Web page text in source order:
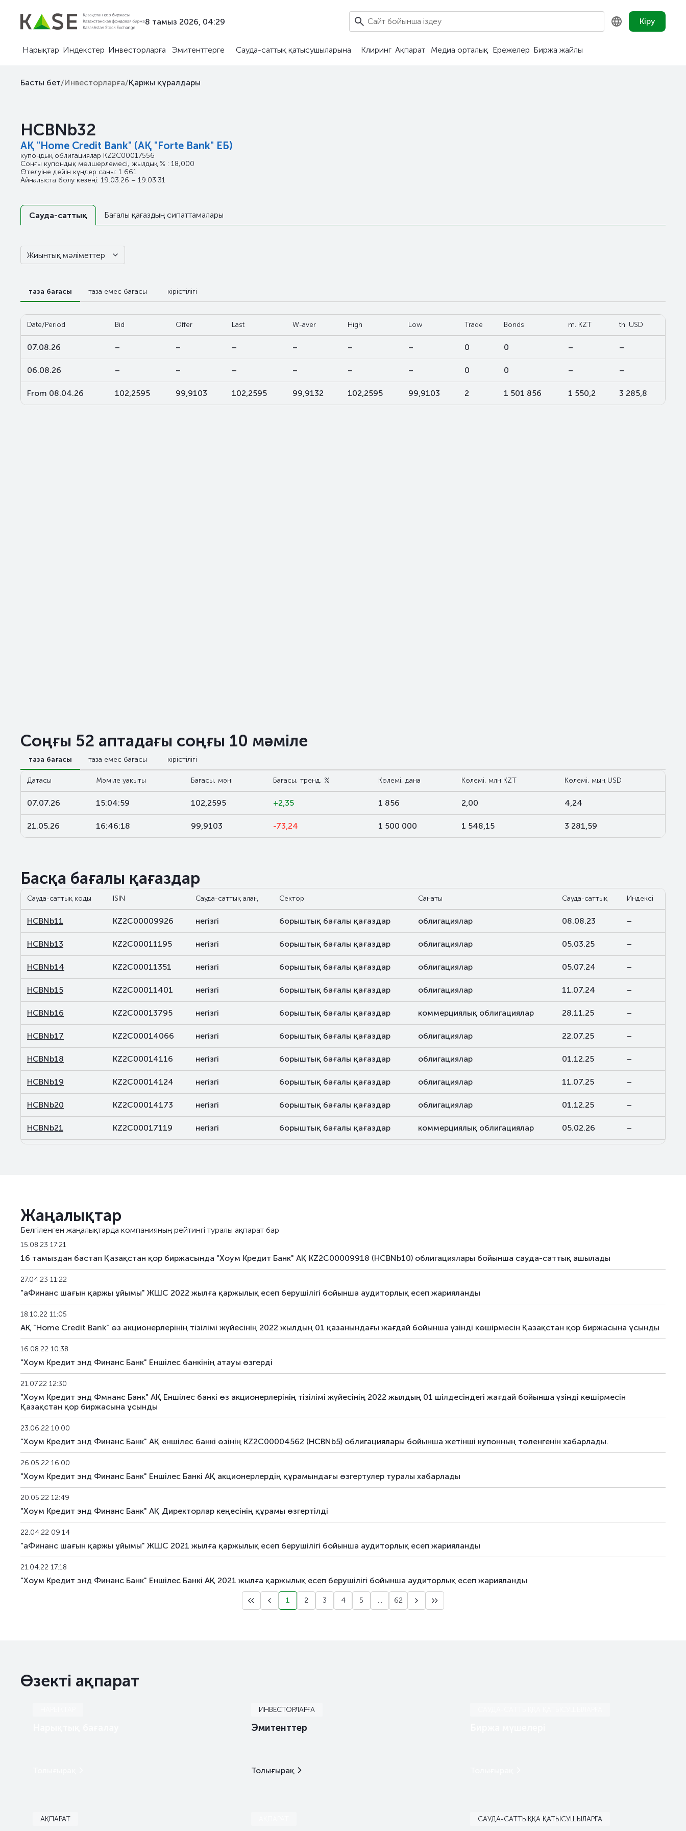
8 тамыз 2026, 04:29 Кіру
Нарықтар Индекстер Инвесторларға Эмитенттерге Сауда-саттық қатысушыларына Клиринг Ақпарат Медиа орталық Ережелер Биржа жайлы
Басты бет/Инвесторларға/Қаржы құралдары
HCBNb32
АҚ "Home Credit Bank" (АҚ "Forte Bank" ЕБ)
купондық облигациялар KZ2C00017556
Соңғы купондық мөлшерлемесі, жылдық % : 18,000
Өтелуіне дейін күндер саны: 1 661
Айналыста болу кезеңі: 19.03.26 – 19.03.31
Сауда-саттық Бағалы қағаздың сипаттамалары
Жиынтық мәліметтер
таза бағасы таза емес бағасы кірістілігі
Date/Period Bid Offer Last W-aver High Low Trade Bonds m. KZT th. USD
07.08.26 – – – – – – 0 0 – –
06.08.26 – – – – – – 0 0 – –
From 08.04.26 102,2595 99,9103 102,2595 99,9132 102,2595 99,9103 2 1 501 856 1 550,2 3 285,8
Соңғы 52 аптадағы соңғы 10 мәміле
таза бағасы таза емес бағасы кірістілігі
Датасы Мәміле уақыты Бағасы, мәні Бағасы, тренд, % Көлемі, дана Көлемі, млн KZT Көлемі, мың USD
07.07.26 15:04:59 102,2595 +2,35 1 856 2,00 4,24
21.05.26 16:46:18 99,9103 -73,24 1 500 000 1 548,15 3 281,59
Басқа бағалы қағаздар
Сауда-саттық коды ISIN Сауда-саттық алаң Сектор Санаты Сауда-саттық Индексі
HCBNb11 KZ2C00009926 негізгі борыштық бағалы қағаздар облигациялар 08.08.23 –
HCBNb13 KZ2C00011195 негізгі борыштық бағалы қағаздар облигациялар 05.03.25 –
HCBNb14 KZ2C00011351 негізгі борыштық бағалы қағаздар облигациялар 05.07.24 –
HCBNb15 KZ2C00011401 негізгі борыштық бағалы қағаздар облигациялар 11.07.24 –
HCBNb16 KZ2C00013795 негізгі борыштық бағалы қағаздар коммерциялық облигациялар 28.11.25 –
HCBNb17 KZ2C00014066 негізгі борыштық бағалы қағаздар облигациялар 22.07.25 –
HCBNb18 KZ2C00014116 негізгі борыштық бағалы қағаздар облигациялар 01.12.25 –
HCBNb19 KZ2C00014124 негізгі борыштық бағалы қағаздар облигациялар 11.07.25 –
HCBNb20 KZ2C00014173 негізгі борыштық бағалы қағаздар облигациялар 01.12.25 –
HCBNb21 KZ2C00017119 негізгі борыштық бағалы қағаздар коммерциялық облигациялар 05.02.26 –
HCBNb25 KZ2C00017333
HCBNb26
KZ2C00017507 облигациялар
HCBNb28 KZ2C00017515 борыштық бағалы қағаздар
HCBNb29
HCBNb30 KZ2C00017531 борыштық бағалы қағаздар облигациялар 03.07.26 –
HCBNb31 KZ2C00017549 негізгі
HCBNb32
HCBNb33 KZ2C00017564 борыштық бағалы қағаздар облигациялар
Жаңалықтар
Белгіленген жаңалықтарда компанияның рейтингі туралы ақпарат бар
15.08.23 17:21
16 тамыздан бастап Қазақстан қор биржасында "Хоум Кредит Банк" АҚ KZ2C00009918 (HCBNb10) облигациялары бойынша сауда-саттық ашылады
27.04.23 11:22
"аФинанс шағын қаржы ұйымы" ЖШС 2022 жылға қаржылық есеп берушілігі бойынша аудиторлық есеп жарияланды
18.10.22 11:05
АҚ "Home Credit Bank" өз акционерлерінің тізілімі жүйесінің 2022 жылдың 01 қазанындағы жағдай бойынша үзінді көшірмесін Қазақстан қор биржасына ұсынды
16.08.22 10:38
"Хоум Кредит энд Финанс Банк" Еншілес банкінің атауы өзгерді
21.07.22 12:30
"Хоум Кредит энд Фмнанс Банк" АҚ Еншілес банкі өз акционерлерінің тізілімі жүйесінің 2022 жылдың 01 шілдесіндегі жағдай бойынша үзінді көшірмесін
Қазақстан қор биржасына ұсынды
23.06.22 10:00
"Хоум Кредит энд Финанс Банк" АҚ еншілес банкі өзінің KZ2C00004562 (HCBNb5) облигациялары бойынша жетінші купонның төленгенін хабарлады.
26.05.22 16:00
"Хоум Кредит энд Финанс Банк" Еншілес Банкі АҚ акционерлердің құрамындағы өзгертулер туралы хабарлады
20.05.22 12:49
"Хоум Кредит энд Финанс Банк" АҚ Директорлар кеңесінің құрамы өзгертілді
22.04.22 09:14
"аФинанс шағын қаржы ұйымы" ЖШС 2021 жылға қаржылық есеп берушілігі бойынша аудиторлық есеп жарияланды
21.04.22 17:18
"Хоум Кредит энд Финанс Банк" Еншілес Банкі АҚ 2021 жылға қаржылық есеп берушілігі бойынша аудиторлық есеп жарияланды
1 2 3 4 5 ... 62
Өзекті ақпарат
ИНВЕСТОРЛАРҒА
Эмитенттер
Толығырақ
АҚПАРАТ САУДА-САТТЫҚҚА ҚАТЫСУШЫЛАРҒА